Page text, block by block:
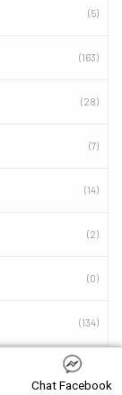
(5)
(163)
(28)
(7)
(14)
(2)
(0)
(134)
Chat Facebook